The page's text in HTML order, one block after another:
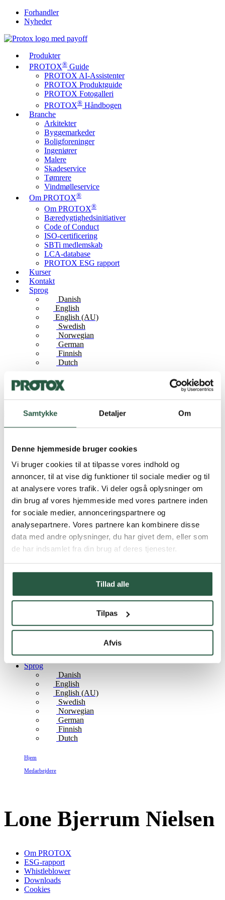
Samtykke Detaljer Om
Denne hjemmeside bruger cookies
Vi bruger cookies til at tilpasse vores indhold og
annoncer, til at vise dig funktioner til sociale medier og til
at analysere vores trafik. Vi deler også oplysninger om
din brug af vores hjemmeside med vores partnere inden
for sociale medier, annonceringspartnere og
analysepartnere. Vores partnere kan kombinere disse
data med andre oplysninger, du har givet dem, eller som
de har indsamlet fra din brug af deres tjenester.
Tillad alle
Tilpas
Afvis
Forhandler
Nyheder
Produkter
PROTOX® Guide
PROTOX AI-Assistenter
PROTOX Produktguide
PROTOX Fotogalleri
PROTOX® Håndbogen
Branche
Arkitekter
Byggemarkeder
Boligforeninger
Ingeniører
Malere
Skadeservice
Tømrere
Vindmølleservice
Om PROTOX®
Om PROTOX®
Bæredygtigheds­initiativer
Code of Conduct
ISO-certificering
SBTi medlemskab
LCA-database
PROTOX ESG rapport
Kurser
Kontakt
Sprog
Danish
English
English (AU)
Swedish
Norwegian
German
Finnish
Dutch
Produkter
PROTOX AI-Assistenter
PROTOX Produktguide
PROTOX Fotogalleri
PROTOX®Håndbogen
Branche
Arkitekter
Byggemarkeder
Boligforeninger
Ingeniører
Malere
Skadeservice
Tømrere
Vindmølleservice
Om PROTOX
®
Code of Conduct
ISO-certificering
LCA-database
PROTOX ESG rapport
Kontakt
Sprog
Danish
English
English (AU)
Swedish
Norwegian
German
Finnish
Dutch
Hjem
Medarbejdere
Lone Bjerrum Nielsen
Om PROTOX
ESG-rapport
Whistleblower
Downloads
Cookies